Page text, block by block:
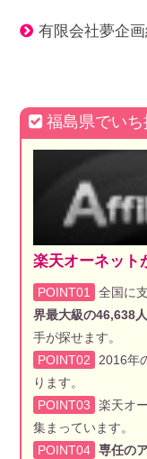
有限会社夢企
福島県でい
楽天オーネット
POINT01 全国に
界最大級の46,638
手が探せます。
POINT02
2016年
ります。
POINT03
楽天オ
集まっています。
POINT04 専任の